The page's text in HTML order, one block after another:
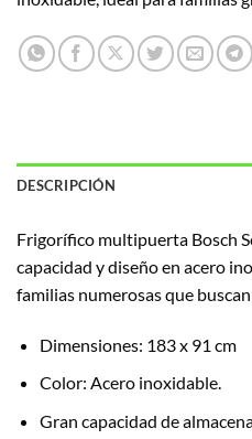
DESCRIPCIÓN
Frigorífico multipuerta Bosch
capacidad y diseño en acero
familias numerosas que
Dimensiones: 183 x 91 cm
Color: Acero inoxidable.
Gran capacidad de